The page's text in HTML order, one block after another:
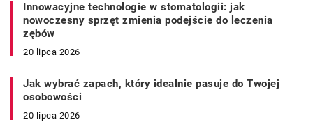
Innowacyjne technologie w stomatologii: jak
nowoczesny sprzęt zmienia podejście do leczenia
zębów
20 lipca 2026
Jak wybrać zapach, który idealnie pasuje do Twojej
osobowości
20 lipca 2026